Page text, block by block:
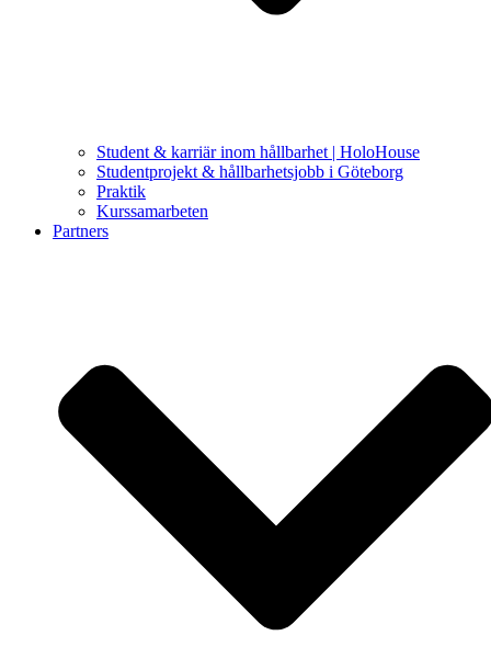
Student & karriär inom hållbarhet | HoloHouse
Studentprojekt & hållbarhetsjobb i Göteborg
Praktik
Kurssamarbeten
Partners